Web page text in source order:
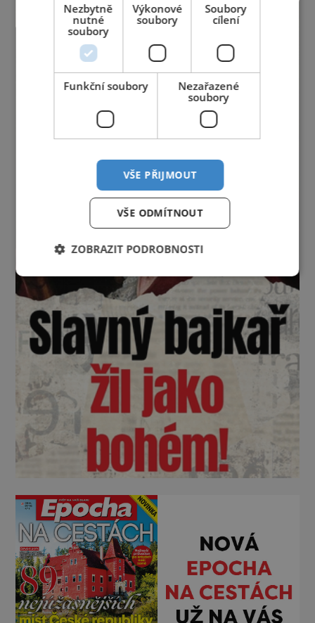
Nezbytně
nutné
soubory
Výkonové
soubory
Soubory
cílení
Funkční soubory
Nezařazené
soubory
VŠE PŘIJMOUT
VŠE ODMÍTNOUT
ZOBRAZIT PODROBNOSTI